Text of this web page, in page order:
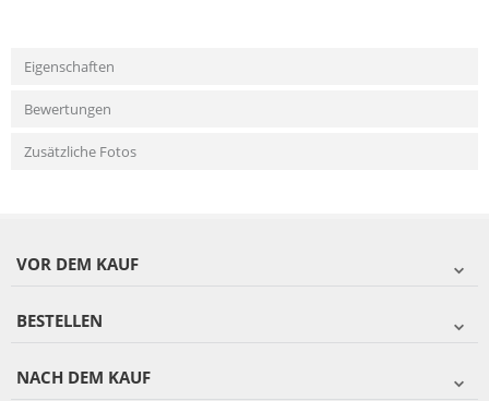
Eigenschaften
Bewertungen
Zusätzliche Fotos
VOR DEM KAUF
BESTELLEN
NACH DEM KAUF